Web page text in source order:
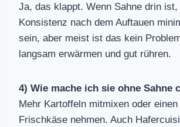
Ja, das klappt. Wenn Sahne drin ist,
Konsistenz nach dem Auftauen
sein, aber meist ist das kein
langsam erwärmen und gut rühren.
4) Wie mache ich sie ohne Sahne
Mehr Kartoffeln mitmixen oder einen
Frischkäse nehmen. Auch